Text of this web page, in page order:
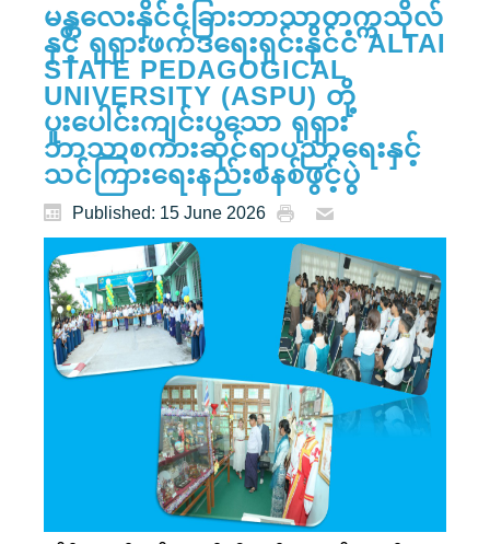
မန္တလေးနိုင်ငံခြားဘာသာတက္ကသိုလ်
နှင့် ရုရှားဖက်ဒရေးရှင်းနိုင်ငံ ALTAI
STATE PEDAGOGICAL
UNIVERSITY (ASPU) တို့
ပူးပေါင်းကျင်းပသော ရုရှား
ဘာသာစကားဆိုင်ရာပညာရေးနှင့်
သင်ကြားရေးနည်းစနစ်ဖွင့်ပွဲ
Published: 15 June 2026